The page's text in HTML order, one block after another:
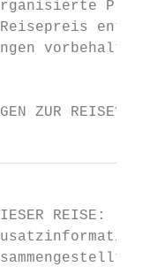
REISE?
REISE: